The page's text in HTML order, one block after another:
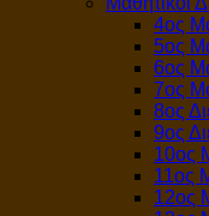
4ος
5ος
6ος
7ος
8ος
9ος
10ος
11ος
12ος